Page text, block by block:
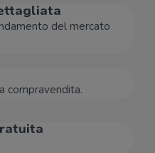
del mercato
compravendita.